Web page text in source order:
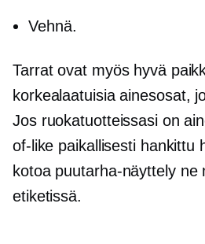
Vehnä.
Tarrat ovat myös hyvä
korkealaatuisiaainesosat,
Jos ruokatuotteissasi on
of-like paikallisesti hankittu
kotoa puutarha-näyttelyne
etiketissä.